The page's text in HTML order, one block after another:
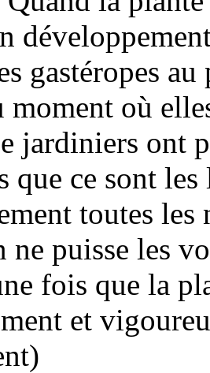
gastéropes
moment où
jardiniers ont
que ce sont
toutes les
ne puisse les
fois que la
et